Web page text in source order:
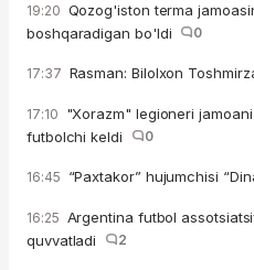
19:20 Qozog'iston terma
boshqaradigan bo'ldi
0
17:37 Rasman: Bilolxon
17:10 "Xorazm" legioneri
futbolchi keldi
0
16:45 “Paxtakor” hujumchisi
16:25 Argentina futbol
quvvatladi
2